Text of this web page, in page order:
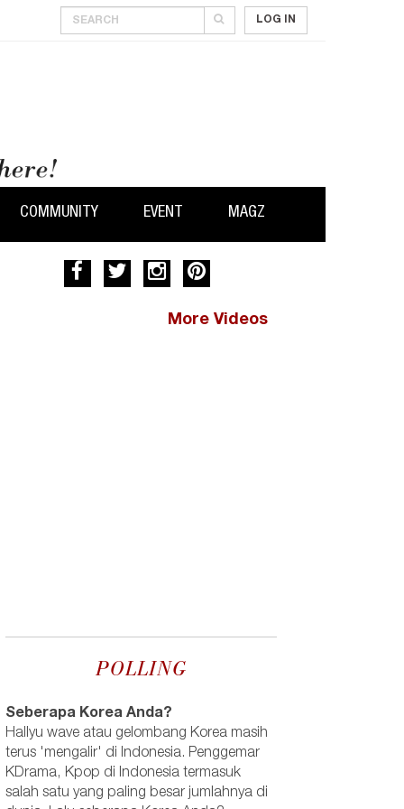
LOG IN
COMMUNITY EVENT MAGZ
More Videos
POLLING
Seberapa Korea Anda?
Hallyu wave atau gelombang Korea masih
terus 'mengalir' di Indonesia. Penggemar
KDrama, Kpop di Indonesia termasuk
salah satu yang paling besar jumlahnya di